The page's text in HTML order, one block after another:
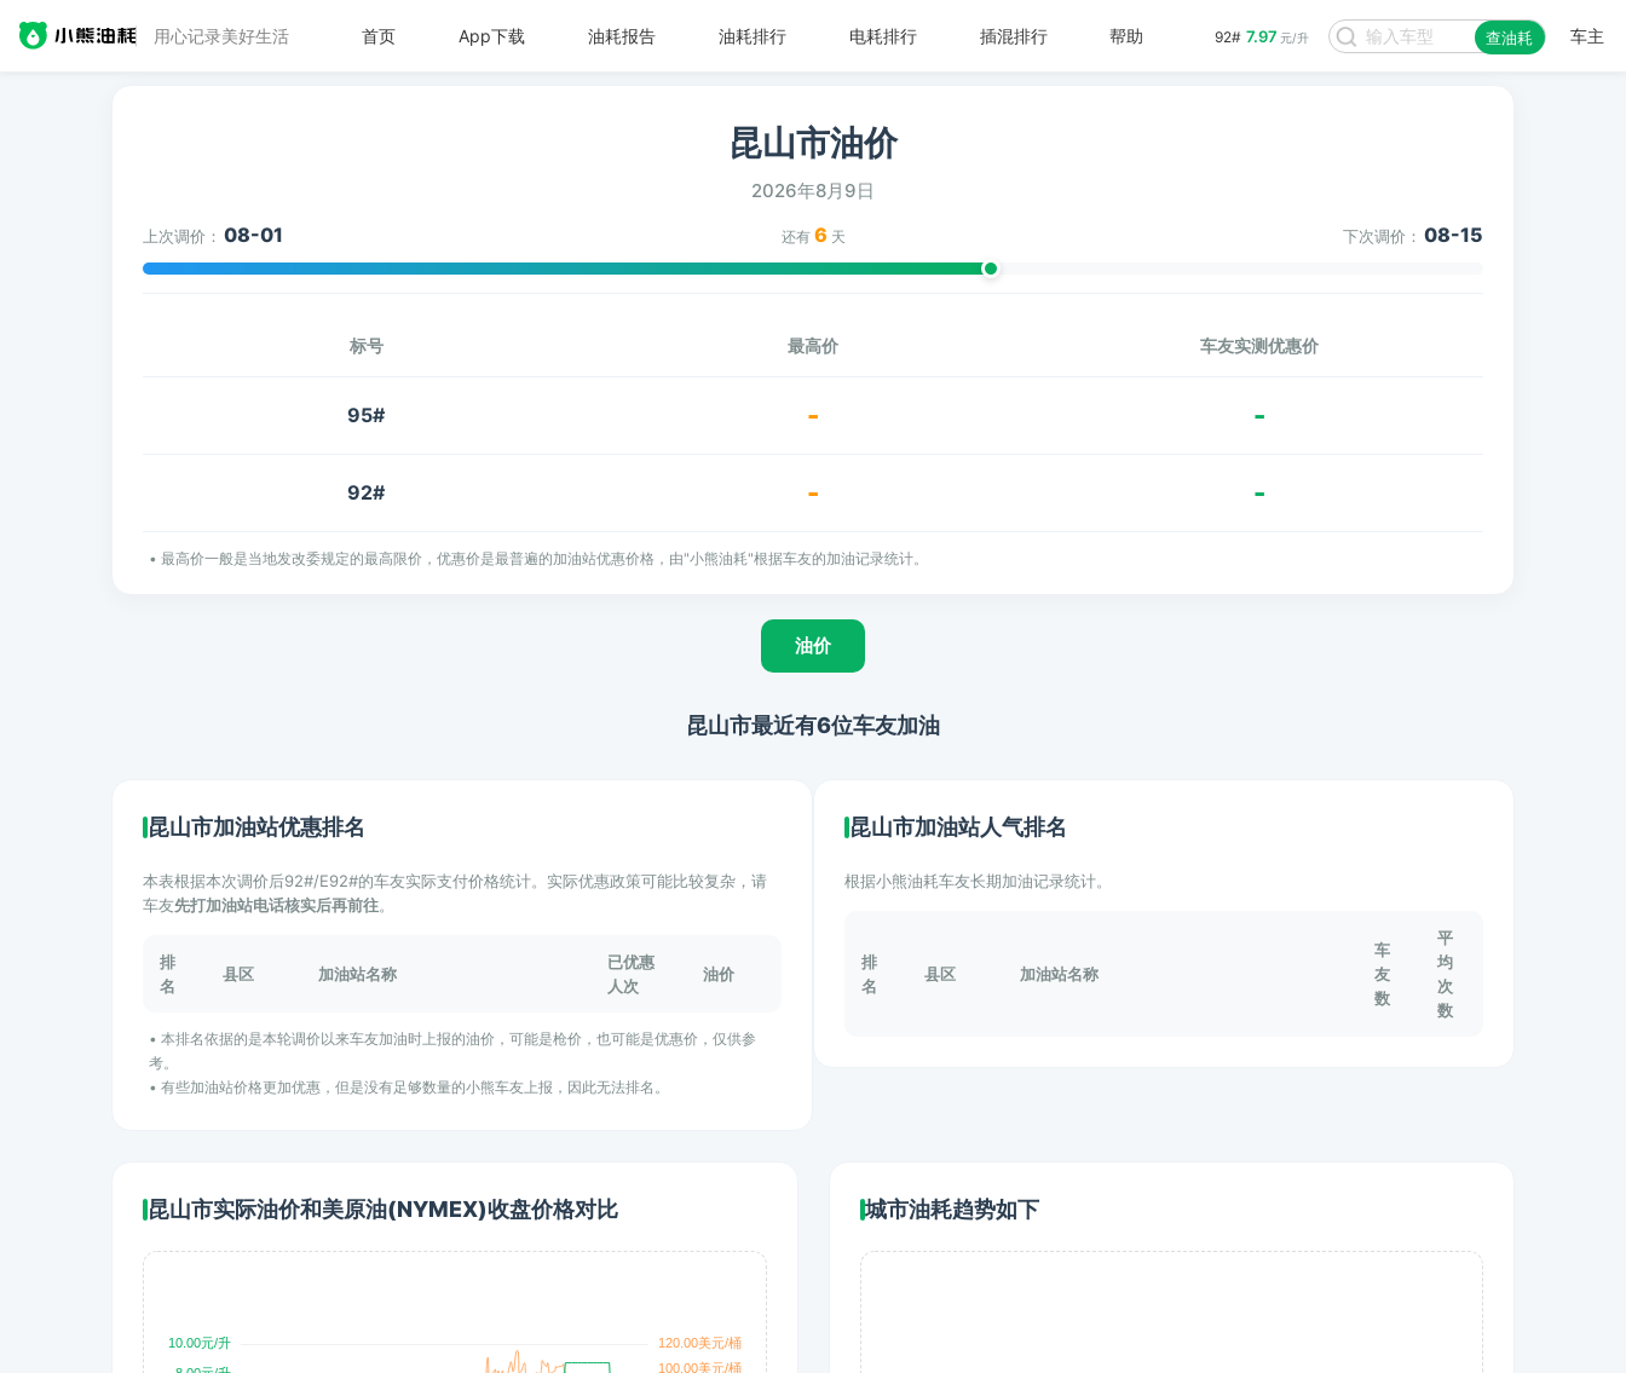
用心记录美好生活 92# 7.97 元/升 查油耗 车主
首页 App下载 油耗报告 油耗排行 电耗排行 插混排行 帮助
昆山市油价
2026年8月9日
上次调价： 08-01 还有 6 天 下次调价： 08-15
标号 最高价 车友实测优惠价
95# - -
92# - -
• 最高价一般是当地发改委规定的最高限价，优惠价是最普遍的加油站优惠价格，由"小熊油耗"根据车友的加油记录统计。
油价
昆山市最近有6位车友加油
昆山市加油站优惠排名
本表根据本次调价后92#/E92#的车友实际支付价格统计。实际优惠政策可能比较复杂，请
车友先打加油站电话核实后再前往。
排
名
县区 加油站名称
已优惠
人次
油价
• 本排名依据的是本轮调价以来车友加油时上报的油价，可能是枪价，也可能是优惠价，仅供参
考。
• 有些加油站价格更加优惠，但是没有足够数量的小熊车友上报，因此无法排名。
昆山市加油站人气排名
根据小熊油耗车友长期加油记录统计。
排
名
县区 加油站名称
车
友
数
平
均
次
数
昆山市实际油价和美原油(NYMEX)收盘价格对比 城市油耗趋势如下